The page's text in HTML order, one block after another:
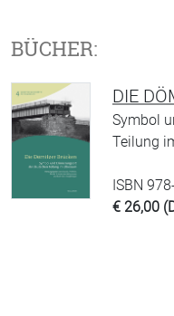
BÜCHER:
DIE
Symbol
Teilung
ISBN
€ 26,00